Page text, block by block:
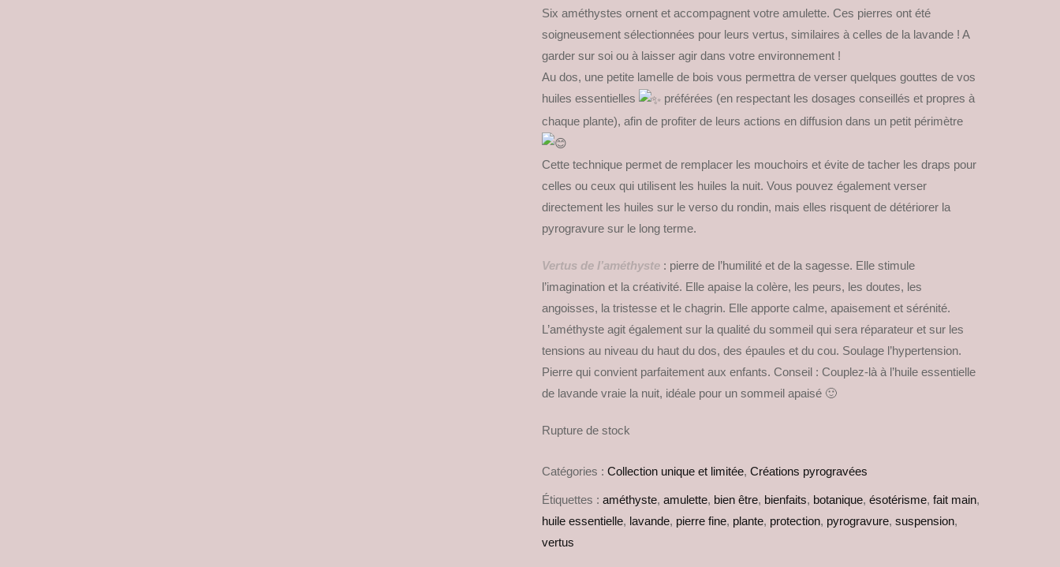
Six améthystes ornent et accompagnent votre amulette. Ces pierres ont été
soigneusement sélectionnées pour leurs vertus, similaires à celles de la lavande ! A
garder sur soi ou à laisser agir dans votre environnement !
Au dos, une petite lamelle de bois vous permettra de verser quelques gouttes de vos
huiles essentielles
préférées (en respectant les dosages conseillés et propres à
chaque plante), afin de profiter de leurs actions en diffusion dans un petit périmètre
Cette technique permet de remplacer les mouchoirs et évite de tacher les draps pour
celles ou ceux qui utilisent les huiles la nuit. Vous pouvez également verser
directement les huiles sur le verso du rondin, mais elles risquent de détériorer la
pyrogravure sur le long terme.
Vertus de l’améthyste : pierre de l’humilité et de la sagesse. Elle stimule
l’imagination et la créativité. Elle apaise la colère, les peurs, les doutes, les
angoisses, la tristesse et le chagrin. Elle apporte calme, apaisement et sérénité.
L’améthyste agit également sur la qualité du sommeil qui sera réparateur et sur les
tensions au niveau du haut du dos, des épaules et du cou. Soulage l’hypertension.
Pierre qui convient parfaitement aux enfants. Conseil : Couplez-là à l’huile essentielle
de lavande vraie la nuit, idéale pour un sommeil apaisé 🙂
Rupture de stock
Catégories : Collection unique et limitée, Créations pyrogravées
Étiquettes : améthyste, amulette, bien être, bienfaits, botanique, ésotérisme, fait main,
huile essentielle, lavande, pierre fine, plante, protection, pyrogravure, suspension,
vertus